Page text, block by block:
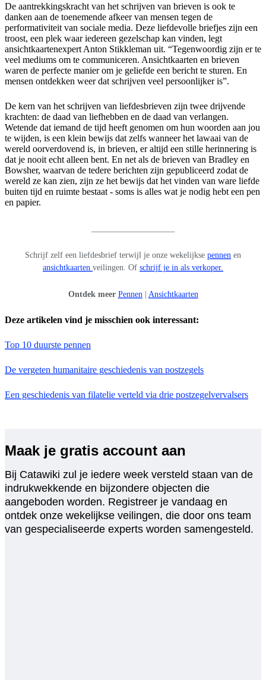
De aantrekkingskracht van het schrijven van brieven is ook te
danken aan de toenemende afkeer van mensen tegen de
performativiteit van sociale media. Deze liefdevolle briefjes zijn een
troost, een plek waar iedereen gezelschap kan vinden, legt
ansichtkaartenexpert Anton Stikkleman uit. “Tegenwoordig zijn er te
veel mediums om te communiceren. Ansichtkaarten en brieven
waren de perfecte manier om je geliefde een bericht te sturen. En
mensen ontdekken weer dat schrijven veel persoonlijker is”.
De kern van het schrijven van liefdesbrieven zijn twee drijvende
krachten: de daad van liefhebben en de daad van verlangen.
Wetende dat iemand de tijd heeft genomen om hun woorden aan jou
te wijden, is een klein bewijs dat zelfs wanneer het lawaai van de
wereld oorverdovend is, in brieven, er altijd een stille herinnering is
dat je nooit echt alleen bent. En net als de brieven van Bradley en
Bowsher, waarvan de tedere berichten zijn gepubliceerd zodat de
wereld ze kan zien, zijn ze het bewijs dat het vinden van ware liefde
buiten tijd en ruimte bestaat - soms is alles wat je nodig hebt een pen
en papier.
Schrijf zelf een liefdesbrief terwijl je onze wekelijkse pennen en
ansichtkaarten veilingen. Of schrijf je in als verkoper.
Ontdek meer Pennen | Ansichtkaarten
Deze artikelen vind je misschien ook interessant:
Top 10 duurste pennen
De vergeten humanitaire geschiedenis van postzegels
Een geschiedenis van filatelie verteld via drie postzegelvervalsers
Maak je gratis account aan
Bij Catawiki zul je iedere week versteld staan van de
indrukwekkende en bijzondere objecten die
aangeboden worden. Registreer je vandaag en
ontdek onze wekelijkse veilingen, die door ons team
van gespecialiseerde experts worden samengesteld.